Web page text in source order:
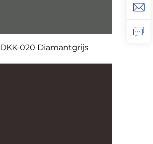
DKK-020 Diamantgrijs